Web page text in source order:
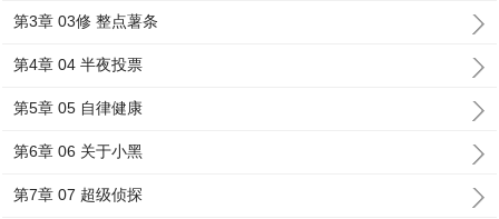
第3章 03修 整点薯条
第4章 04 半夜投票
第5章 05 自律健康
第6章 06 关于小黑
第7章 07 超级侦探